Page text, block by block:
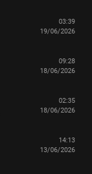
03:39
19/06/2026
09:28
18/06/2026
02:35
18/06/2026
14:13
13/06/2026